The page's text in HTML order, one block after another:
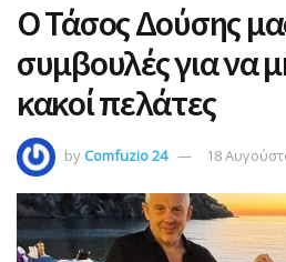
Ο Τάσος Δούσης
συμβουλές για να
κακοί πελάτες
by Comfuzio 24 18